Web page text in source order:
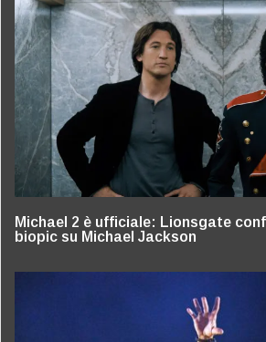
Michael 2 è ufficiale: Lionsgate
biopic su Michael Jackson